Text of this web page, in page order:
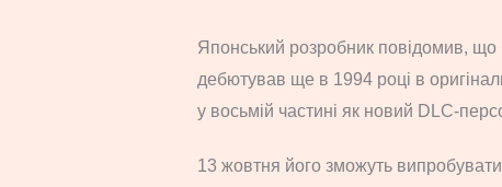
Японський розробник повідомив, що
дебютував ще в 1994 році в
у восьмій частині як новий DLC-
13 жовтня його зможуть